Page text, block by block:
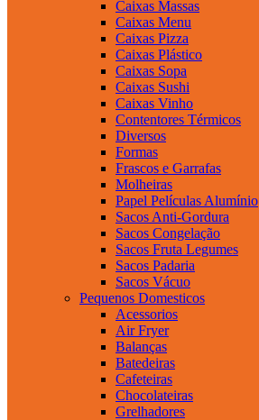
Caixas Massas
Caixas Menu
Caixas Pizza
Caixas Plástico
Caixas Sopa
Caixas Sushi
Caixas Vinho
Contentores Térmicos
Diversos
Formas
Frascos e Garrafas
Molheiras
Papel Películas Alumínio
Sacos Anti-Gordura
Sacos Congelação
Sacos Fruta Legumes
Sacos Padaria
Sacos Vácuo
Pequenos Domesticos
Acessorios
Air Fryer
Balanças
Batedeiras
Cafeteiras
Chocolateiras
Grelhadores